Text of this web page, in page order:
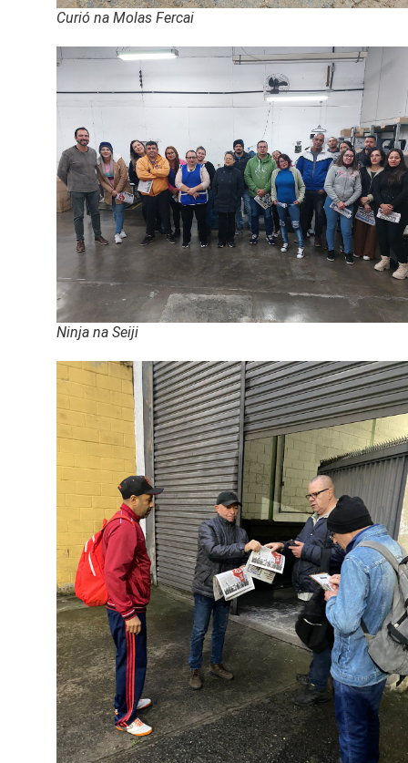
Curió na Molas Fercai
Ninja na Seiji